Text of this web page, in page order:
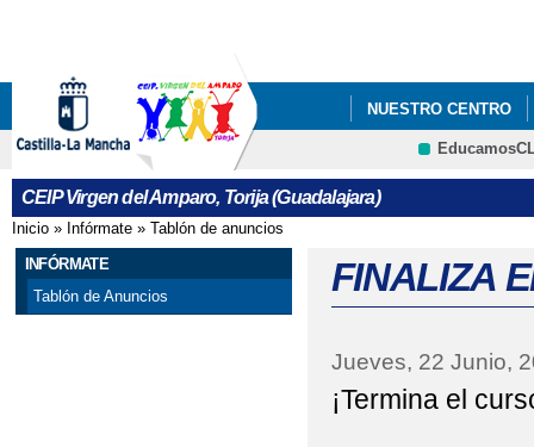
NUESTRO CENTRO
CEIP Virgen del Amparo, Torija (Guadalajara)
Se encuentra usted aquí
Inicio » Infórmate » Tablón de anuncios
INFÓRMATE
Tablón de Anuncios
FINALIZA
Jueves, 22 Junio,
¡Termina el